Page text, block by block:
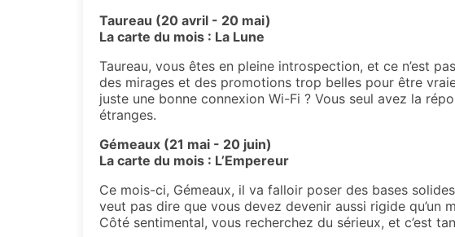
Taureau (20 avril - 20 mai)
La carte du mois : La Lune
Taureau, vous êtes en pleine introspection, et ce n’est
des mirages et des promotions trop belles pour être
juste une bonne connexion Wi-Fi ? Vous seul avez la
étranges.
Gémeaux (21 mai - 20 juin)
La carte du mois : L’Empereur
Ce mois-ci, Gémeaux, il va falloir poser des bases
veut pas dire que vous devez devenir aussi rigide qu’un
Côté sentimental, vous recherchez du sérieux, et c’est